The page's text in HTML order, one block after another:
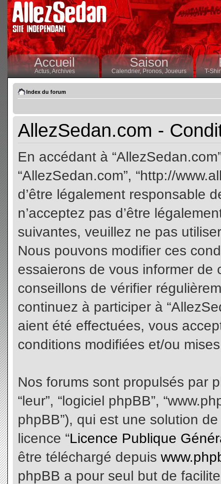
Accueil
Actus,Archives
Saison
Calendrier,Pronos, Joueurs T-
Index du forum
AllezSedan.com -
En accédant à
“AllezSedan.com”, “http://
d’être légalement responsable
n’acceptez pas d’être
suivantes, veuillez ne pas
Nous pouvons modifier ces
essaierons de vous informer
conseillons de vérifier
continuez à participer à
aient été effectuées, vous
conditions modifiées et/ou
Nos forums sont propulsés par
“leur”, “logiciel phpBB”,
phpBB”), qui est une solution
licence “Licence Publique
être téléchargé depuis
phpBB a pour seul but de